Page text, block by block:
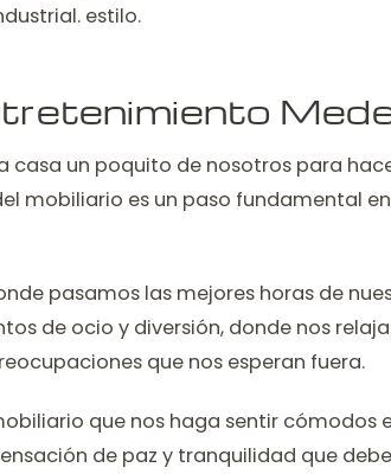
estilo.
casa un poquito de nosotros para
mobiliario es un paso fundamental
pasamos las mejores horas de
de ocio y diversión, donde nos
que nos esperan fuera.
que nos haga sentir cómodos
de paz y tranquilidad que